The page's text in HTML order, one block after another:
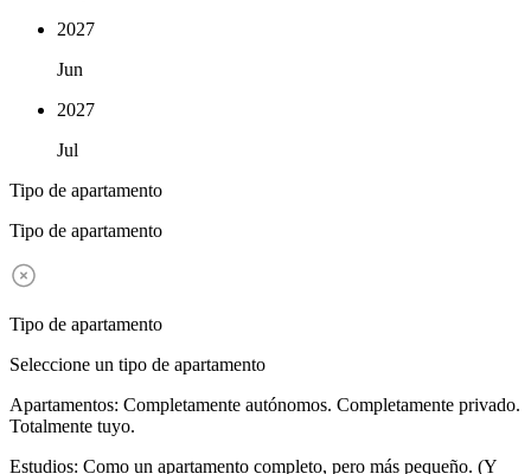
2027
Jun
2027
Jul
Tipo de apartamento
Tipo de apartamento
Tipo de apartamento
Seleccione un tipo de apartamento
Apartamentos: Completamente autónomos. Completamente privado.
Totalmente tuyo.
Estudios: Como un apartamento completo, pero más pequeño. (Y